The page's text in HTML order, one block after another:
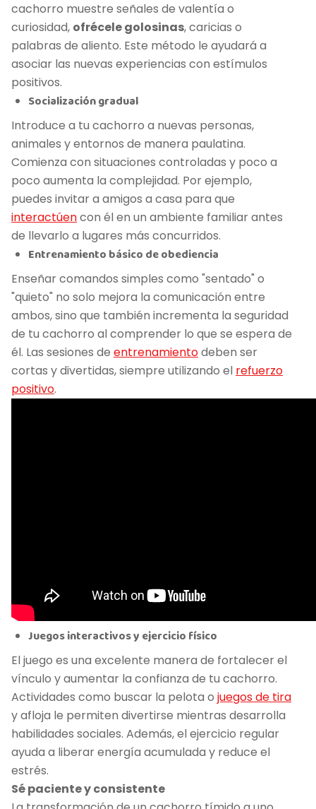
cachorro muestre señales de valentía o
curiosidad, ofrécele golosinas, caricias o
palabras de aliento. Este método le ayudará a
asociar las nuevas experiencias con estímulos
positivos.
Socialización gradual
Introduce a tu cachorro a nuevas personas,
animales y entornos de manera paulatina.
Comienza con situaciones controladas y poco a
poco aumenta la complejidad. Por ejemplo,
puedes invitar a amigos a casa para que
interactúencon él en un ambiente familiar antes
de llevarlo a lugares más concurridos.
Entrenamiento básico de obediencia
Enseñar comandos simples como "sentado" o
"quieto" no solo mejora la comunicación entre
ambos, sino que también incrementa la seguridad
de tu cachorro al comprender lo que se espera de
él. Las sesiones de entrenamientodeben ser
cortas y divertidas, siempre utilizando el refuerzo
positivo.
Juegos interactivos y ejercicio físico
El juego es una excelente manera de fortalecer el
vínculo y aumentar la confianza de tu cachorro.
Actividades como buscar la pelota o juegos de tira
y afloja le permiten divertirse mientras desarrolla
habilidades sociales. Además, el ejercicio regular
ayuda a liberar energía acumulada y reduce el
estrés.
Sé paciente y consistente